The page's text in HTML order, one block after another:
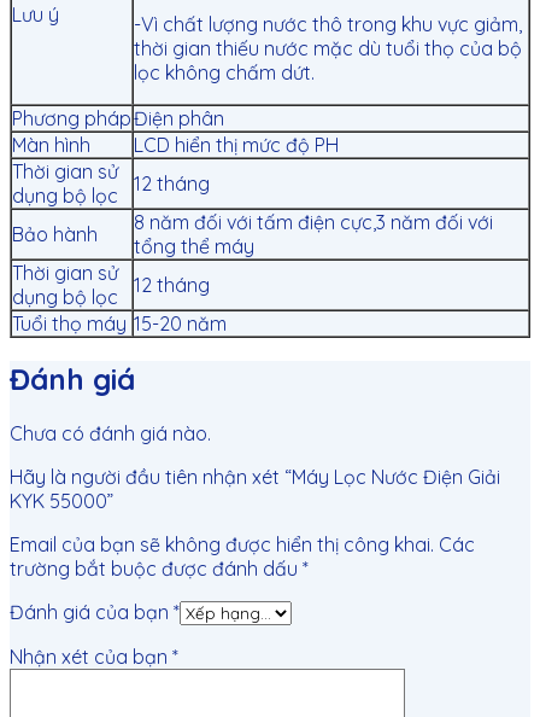
Lưu ý
-Vì chất lượng nước thô trong khu vực giảm,
thời gian thiếu nước mặc dù tuổi thọ của bộ
lọc không chấm dứt.
Phương phápĐiện phân
Màn hình
LCD hiển thị mức độ PH
Thời gian sử
dụng bộ lọc
12 tháng
Bảo hành
8 năm đối với tấm điện cực,3 năm đối với
tổng thể máy
Thời gian sử
dụng bộ lọc
12 tháng
Tuổi thọ máy 15-20 năm
Đánh giá
Chưa có đánh giá nào.
Hãy là người đầu tiên nhận xét “Máy Lọc Nước Điện Giải
KYK 55000”
Email của bạn sẽ không được hiển thị công khai. Các
trường bắt buộc được đánh dấu *
Đánh giá của bạn *
Nhận xét của bạn *